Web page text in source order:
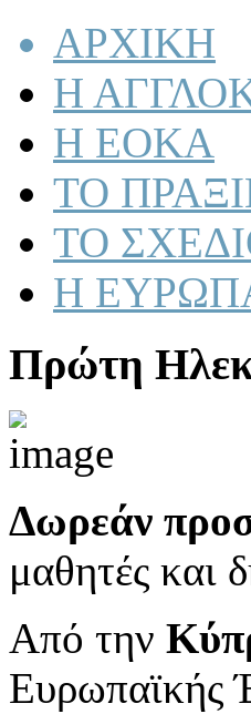
ΑΡΧΙΚΗ
Η
Η ΕΟΚΑ
ΤΟ
ΤΟ
Η
Πρώτη
Δωρεάν
μαθητές και
Από την
Ευρωπαϊκής